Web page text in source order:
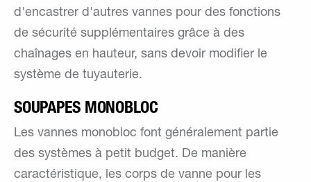
d'encastrer d'autres vannes pour des fonctions
de sécurité supplémentaires grâce à des
chaînages en hauteur, sans devoir modifier le
système de tuyauterie.
SOUPAPES MONOBLOC
Les vannes monobloc font généralement partie
des systèmes à petit budget. De manière
caractéristique, les corps de vanne pour les